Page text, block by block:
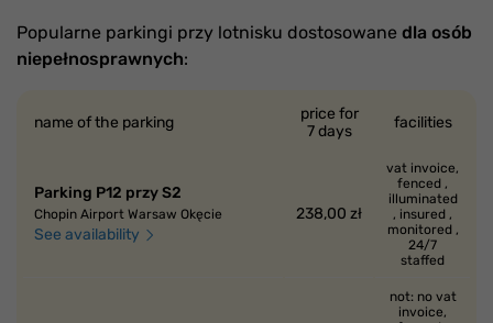
Popularne parkingi przy lotnisku dostosowane dla osób
niepełnosprawnych:
name of the parking
price for
7 days
facilities
Parking P12 przy S2
Chopin Airport Warsaw Okęcie
See availability
238,00 zł
vat invoice,
fenced ,
illuminated
, insured ,
monitored ,
24/7
staffed
not: no vat
invoice,